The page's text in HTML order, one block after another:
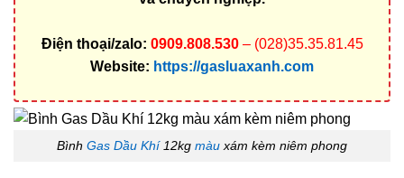
Điện thoại/zalo: 0909.808.530– (028)35.35.81.45
Website: https://gasluaxanh.com
Bình Gas Dầu Khí12kg màu xám kèm niêm phong